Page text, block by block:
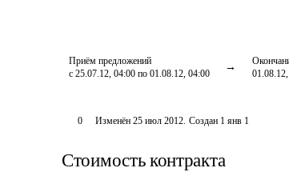
Приём предложений
с 25.07.12, 04:00 по 01.08.12, 04:00
0 Изменён 25 июл 2012. Создан 1 янв 1
Стоимость контракта